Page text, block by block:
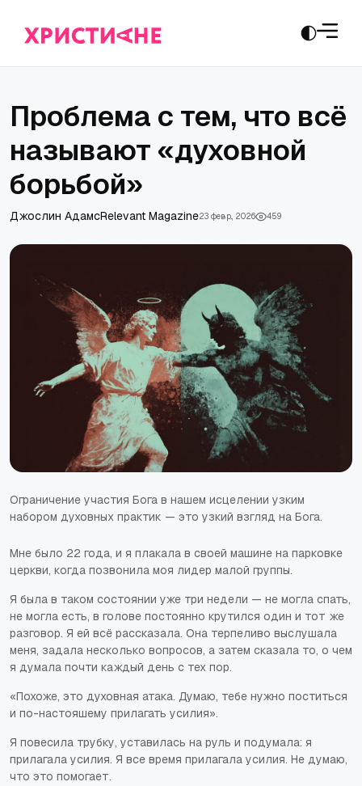
Проблема с тем, что всё
называют «духовной
борьбой»
Джослин АдамсRelevant Magazine23 февр., 2026 459
Ограничение участия Бога в нашем исцелении узким
набором духовных практик — это узкий взгляд на Бога.
Мне было 22 года, и я плакала в своей машине на парковке
церкви, когда позвонила моя лидер малой группы.
Я была в таком состоянии уже три недели — не могла спать,
не могла есть, в голове постоянно крутился один и тот же
разговор. Я ей всё рассказала. Она терпеливо выслушала
меня, задала несколько вопросов, а затем сказала то, о чем
я думала почти каждый день с тех пор.
«Похоже, это духовная атака. Думаю, тебе нужно поститься
и по-настояшему прилагать усилия».
Я повесила трубку, уставилась на руль и подумала: я
прилагала усилия. Я все время прилагала усилия. Не думаю,
что это помогает.